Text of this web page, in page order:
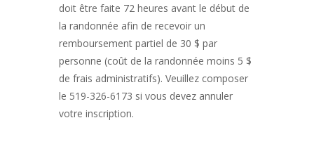
doit être faite 72 heures avant le début de
la randonnée afin de recevoir un
remboursement partiel de 30 $ par
personne (coût de la randonnée moins 5 $
de frais administratifs). Veuillez composer
le 519-326-6173 si vous devez annuler
votre inscription.